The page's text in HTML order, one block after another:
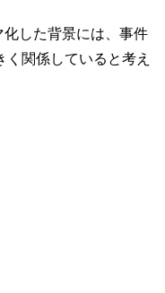
した背景には、事件
関係していると考え